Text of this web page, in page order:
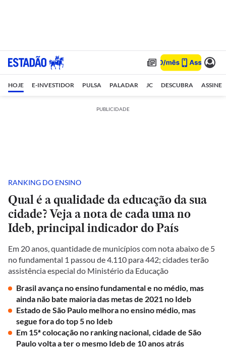
HOJE E-INVESTIDOR PULSA PALADAR JC DESCUBRA ASSINE
PUBLICIDADE
RANKING DO ENSINO
Qual é a qualidade da educação da sua
cidade? Veja a nota de cada uma no
Ideb, principal indicador do País
Em 20 anos, quantidade de municípios com nota abaixo de 5
no fundamental 1 passou de 4.110 para 442; cidades terão
assistência especial do Ministério da Educação
Brasil avança no ensino fundamental e no médio, mas
ainda não bate maioria das metas de 2021 no Ideb
Estado de São Paulo melhora no ensino médio, mas
segue fora do top 5 no Ideb
Em 15ª colocação no ranking nacional, cidade de São
Paulo volta a ter o mesmo Ideb de 10 anos atrás